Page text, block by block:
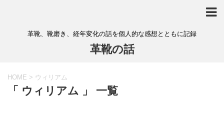
革靴、靴磨き、経年変化の話を個人的な感想とともに記録
革靴の話
HOME > ウィリアム
「 ウィリアム 」 一覧